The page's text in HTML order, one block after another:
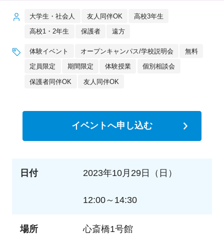
大学生・社会人 友人同伴OK 高校3年生
高校1・2年生 保護者 遠方
体験イベント オープンキャンパス/学校説明会 無料
定員限定 期間限定 体験授業 個別相談会
保護者同伴OK 友人同伴OK
イベントへ申し込む
日付 2023年10月29日（日）
12:00～14:30
場所 心斎橋1号館